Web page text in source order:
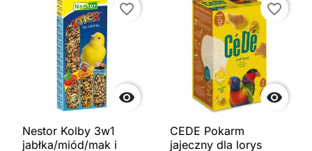

favorite_border
Nestor Kolby 3w1
jabłka/miód/mak i

favorite_border
CEDE Pokarm
jajeczny dla lorys